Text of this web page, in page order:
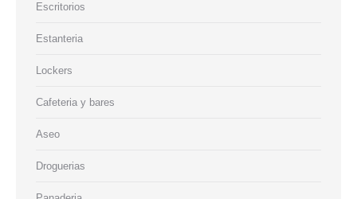
Escritorios
Estanteria
Lockers
Cafeteria y bares
Aseo
Droguerias